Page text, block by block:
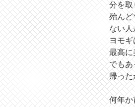
分を取
殆んど
ない人
ヨモギ
最高に
でもあ
帰った
何年か